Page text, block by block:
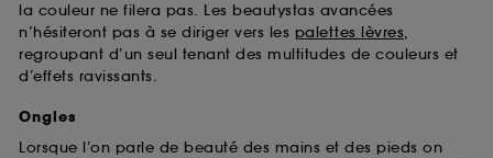
la couleur ne filera pas. Les beautystas avancées
n’hésiteront pas à se diriger vers les palettes lèvres,
regroupant d’un seul tenant des multitudes de couleurs et
d’effets ravissants.
Ongles
Lorsque l’on parle de beauté des mains et des pieds on